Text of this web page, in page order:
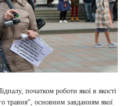
початком роботи якої в якості
травня”, основним завданням якої